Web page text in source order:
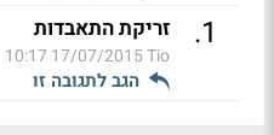
1
. זריקת התאבדות
Tio
17/07/2015 10:17
הגב לתגובה זו